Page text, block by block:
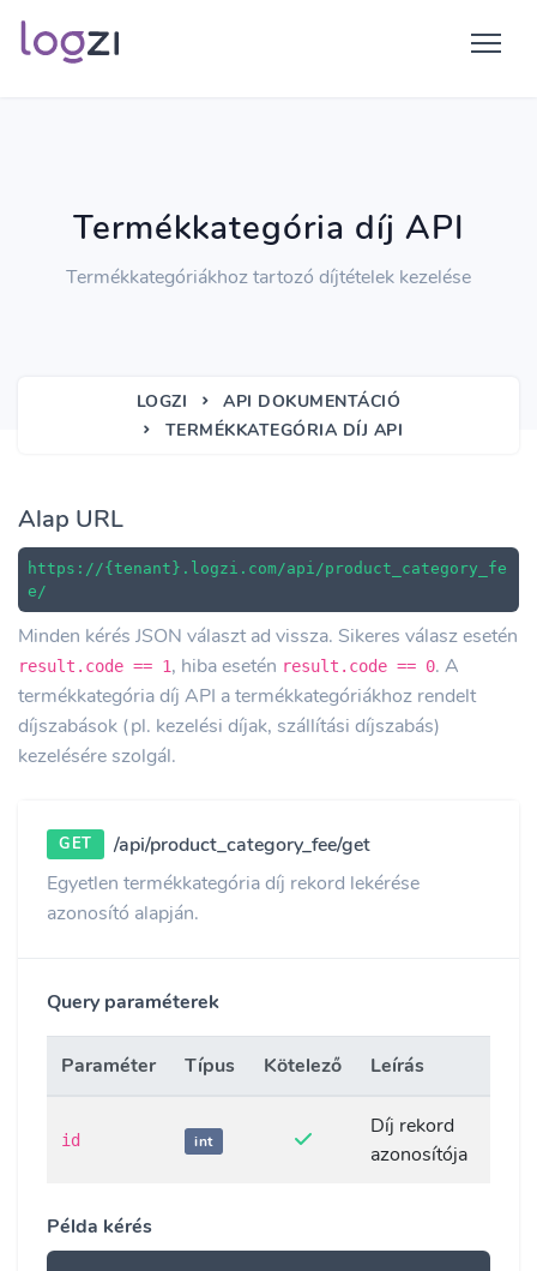
Termékkategória díj API
Termékkategóriákhoz tartozó díjtételek kezelése
LOGZI
API DOKUMENTÁCIÓ
TERMÉKKATEGÓRIA DÍJ API
Alap URL
https://{tenant}.logzi.com/api/product_category_fe
e/
Minden kérés JSON választ ad vissza. Sikeres válasz esetén
result.code == 1, hiba esetén result.code == 0. A
termékkategória díj API a termékkategóriákhoz rendelt
díjszabások (pl. kezelési díjak, szállítási díjszabás)
kezelésére szolgál.
GET
/api/product_category_fee/get
Egyetlen termékkategória díj rekord lekérése
azonosító alapján.
Query paraméterek
Paraméter Típus Kötelező Leírás
id int
Díj rekord
azonosítója
Példa kérés